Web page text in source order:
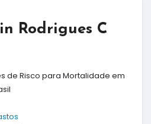
Rodrigues C
de Risco para Mortalidade em